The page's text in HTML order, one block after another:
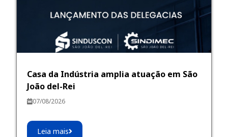
Casa da Indústria amplia atuação em São
João del-Rei
07/08/2026
Leia mais